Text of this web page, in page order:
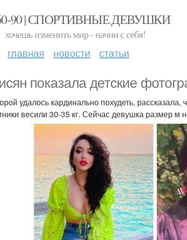
90 | СПОРТИВНЫЕ ДЕВУШКИ
хочешь изменить мир - начни с себя!
главная новости статьи
показала детские
удалось кардинально похудеть,
весили 30-35 кг. Сейчас девушка размер м